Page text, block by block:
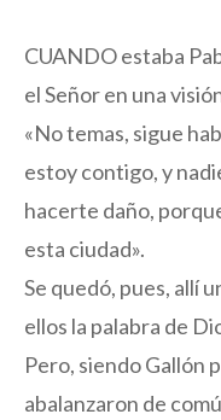
CUANDO estaba
el Señor en una
«No temas, sigue
estoy contigo, y
hacerte daño,
esta ciudad».
Se quedó, pues, allí
ellos la palabra de
Pero, siendo Gallón
abalanzaron de